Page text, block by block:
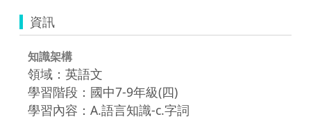
資訊
知識架構
領域：英語文
學習階段：國中7-9年級(四)
學習內容：A.語言知識-c.字詞